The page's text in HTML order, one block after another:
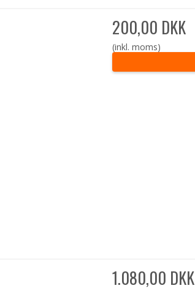
200,00 DKK
(inkl. moms)
1.080,00 DKK